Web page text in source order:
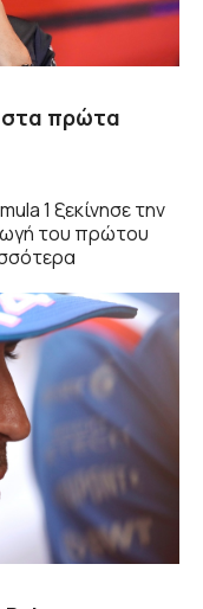
στα πρώτα
1 ξεκίνησε την
του πρώτου